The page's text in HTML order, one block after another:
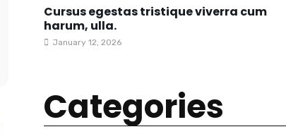
Cursus egestas tristique viverra cum
harum, ulla.
January 12, 2026
Categories